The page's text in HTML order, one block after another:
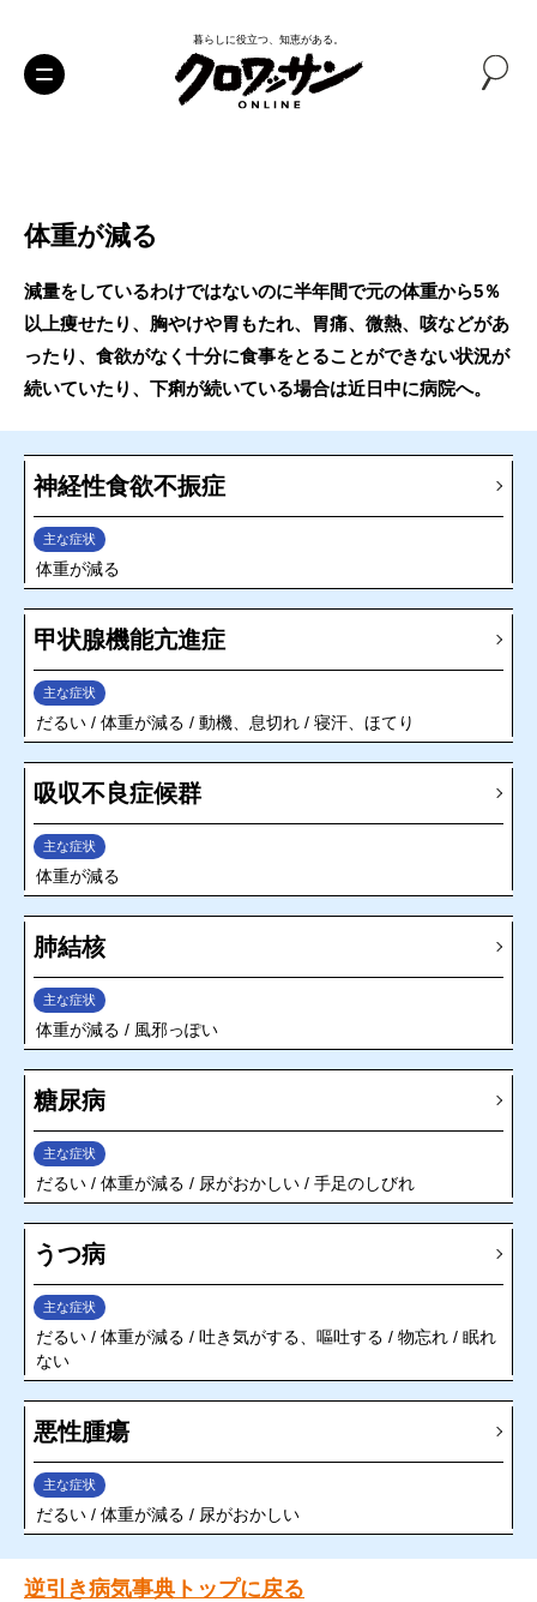
暮らしに役立つ、知恵がある。
体重が減る
減量をしているわけではないのに半年間で元の体重から5％
以上痩せたり、胸やけや胃もたれ、胃痛、微熱、咳などがあ
ったり、食欲がなく十分に食事をとることができない状況が
続いていたり、下痢が続いている場合は近日中に病院へ。
神経性食欲不振症
主な症状
体重が減る
甲状腺機能亢進症
主な症状
だるい 体重が減る 動機、息切れ 寝汗、ほてり
吸収不良症候群
主な症状
体重が減る
肺結核
主な症状
体重が減る 風邪っぽい
糖尿病
主な症状
だるい 体重が減る 尿がおかしい 手足のしびれ
うつ病
主な症状
だるい 体重が減る 吐き気がする、嘔吐する 物忘れ
眠れ
ない
悪性腫瘍
主な症状
だるい 体重が減る 尿がおかしい
逆引き病気事典トップに戻る